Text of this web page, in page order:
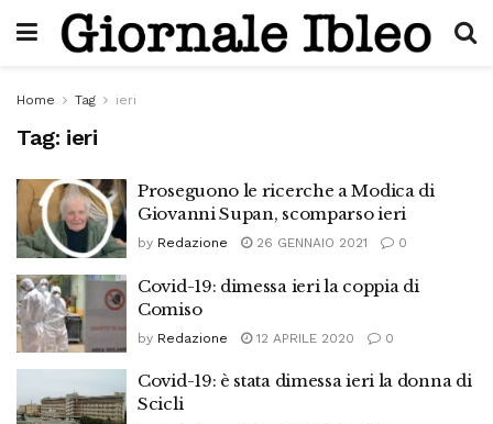
Home Tag ieri
Tag: ieri
Proseguono le ricerche a Modica di
Giovanni Supan, scomparso ieri
by Redazione 26 GENNAIO 2021 0
Covid-19: dimessa ieri la coppia di
Comiso
by Redazione 12 APRILE 2020 0
Covid-19: è stata dimessa ieri la donna di
Scicli